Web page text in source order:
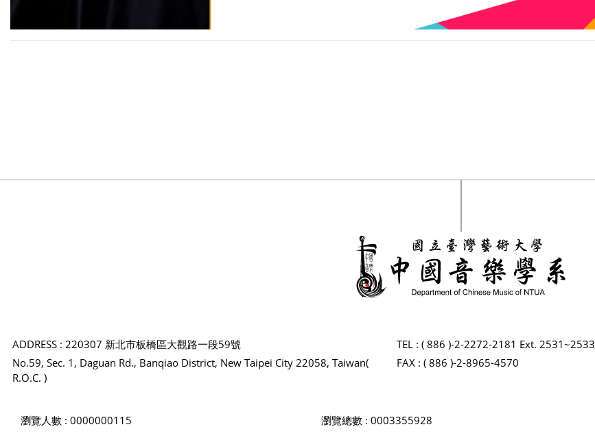
ADDRESS : 220307 新北市板橋區大觀路一段59號
No.59, Sec. 1, Daguan Rd., Banqiao District, New Taipei City 22058, Taiwan(
R.O.C. )
TEL : ( 886 )-2-2272-2181 Ext. 2531~2533
FAX : ( 886 )-2-8965-4570
瀏覽人數 : 0000000115 瀏覽總數 : 0003355928